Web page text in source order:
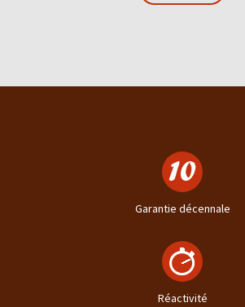
Garantie décennale
Réactivité